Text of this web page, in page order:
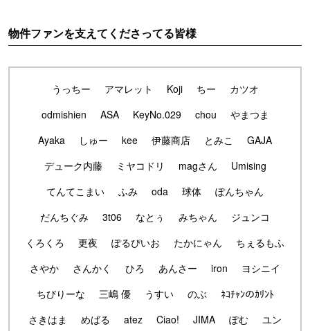
物件ファンを支えてくださってる皆様
うっちー アマレット Koji ちー
カツオ
odmishien
ASA KeyNo.029 chou
やまつま
Ayaka
しゅー kee 伊藤商店 とみこ
GAJA
デューク内藤
ミヤコドリ magさん
Umising
てんてこまい
ふみ oda 球体
ぽんちゃん
だんちぐみ
3t06 なとぅ みちゃん
ジュンコ
くろくろ
更夜 ぽるぴいお たかにゃん
ちぇるもふ
さやか
さんかく ひろ あんさー iron
ヨシニイ
ちびりーな
三嶋 優 うすい のぶ
ﾈｺﾁｬﾝのｶﾘﾝﾄ
さきはま
めばる atez Ciao! JIMA ぽむ
ユン